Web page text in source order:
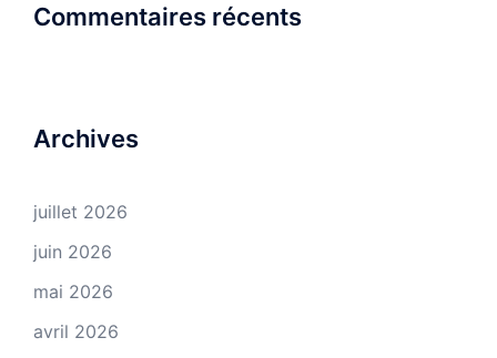
Commentaires récents
Archives
juillet 2026
juin 2026
mai 2026
avril 2026